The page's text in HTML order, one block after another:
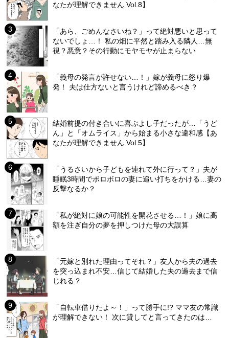
なたが理解できません Vol.8】
「あら、ごめんなさいね？」って絶対悪いと思って
ないでしょ…！ 私の畑に平然と踏み入る隣人…無
視？悪意？その行動にモヤモヤが止まらない
「義母の発言が許せない…！」嫁が義母に怒り爆
発！ 夫は仕方ないと言うけれど諦めるべき？
結婚前提の付き合いに喜ぶよし子だったが…「うど
ん」と「オムライス」から始まる小さな違和感【あ
なたが理解できません Vol.5】
「うるさいから子どもを連れて外に行って？」夫が
睡眠3時間でボロボロの妻に追い打ちをかける…妻の
反撃なるか？
「私が絶対に娘の可能性を開花させる…！」娘に高
額を注ぎ自分の夢を押しつけた母の大誤算
「元嫁と別れた理由ってそれ？」友人から夫の過去
を突っ込まれ不安…信じて結婚した夫の過去まで信
じれる？
「自転車借りたよ～！」って勝手に!? ママ友の常識
が理解できない！ 次に貸してと言ってきたのは…